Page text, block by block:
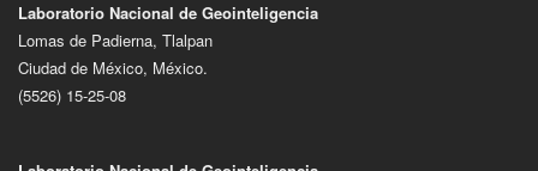
Laboratorio Nacional de Geointeligencia
Lomas de Padierna, Tlalpan
Ciudad de México, México.
(5526) 15-25-08